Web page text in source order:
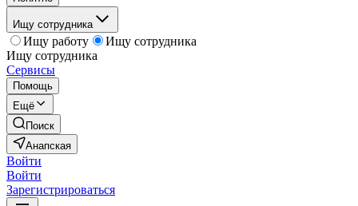
Ищу сотрудника
Ищу работу
Ищу сотрудника
Ищу сотрудника
Сервисы
Помощь
Ещё
Поиск
Анапская
Войти
Войти
Зарегистрироваться